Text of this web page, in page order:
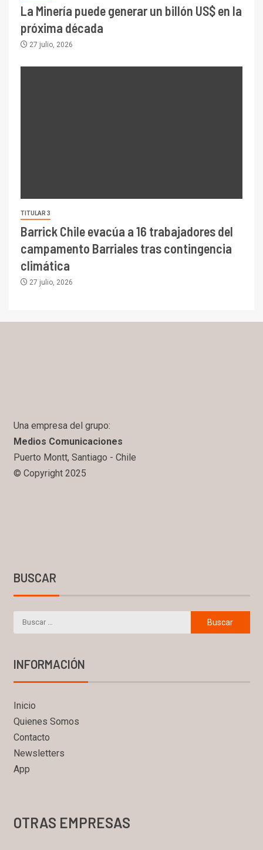
La Minería puede generar un billón US$ en la
próxima década
27 julio, 2026
TITULAR 3
Barrick Chile evacúa a 16 trabajadores del
campamento Barriales tras contingencia
climática
27 julio, 2026
Una empresa del grupo:
Medios Comunicaciones
Puerto Montt, Santiago - Chile
© Copyright 2025
BUSCAR
INFORMACIÓN
Inicio
Quienes Somos
Contacto
Newsletters
App
OTRAS EMPRESAS